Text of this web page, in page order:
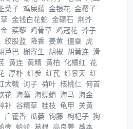
菜子 鸡屎藤 金银花 金樱子
金钱白花蛇 金礞石 荆芥
蒺藜 鸡骨草 鸡冠花 芥子
绞股蓝 降香 姜黄 僵蚕 虎
芦巴 槲寄生 胡椒 胡黄连 滑
黄连 黄精 黄柏 化橘红 花
厚朴 红参 红芪 红景天 红
大戟 诃子 荷叶 核桃仁 何首
花 海藻 海螵蛸 海马 海金
补 谷精草 桂枝 龟甲 关黄
广藿香 瓜蒌 钩藤 枸杞子 狗
壳 蛤蚧 葛根 高良姜 藁本